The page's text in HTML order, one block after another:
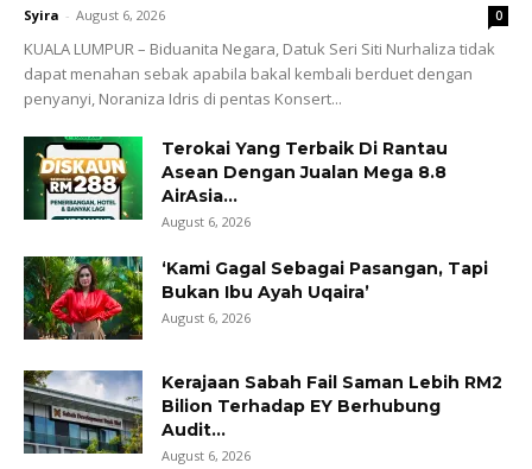
Syira - August 6, 2026 0
KUALA LUMPUR – Biduanita Negara, Datuk Seri Siti Nurhaliza tidak
dapat menahan sebak apabila bakal kembali berduet dengan
penyanyi, Noraniza Idris di pentas Konsert...
Terokai Yang Terbaik Di Rantau
Asean Dengan Jualan Mega 8.8
AirAsia...
August 6, 2026
‘Kami Gagal Sebagai Pasangan, Tapi
Bukan Ibu Ayah Uqaira’
August 6, 2026
Kerajaan Sabah Fail Saman Lebih RM2
Bilion Terhadap EY Berhubung
Audit...
August 6, 2026